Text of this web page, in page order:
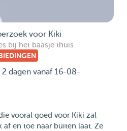
voor Kiki
bij het baasje thuis
dagen vanaf 16-08-
vooral goed voor Kiki zal
af en toe naar buiten laat. Ze